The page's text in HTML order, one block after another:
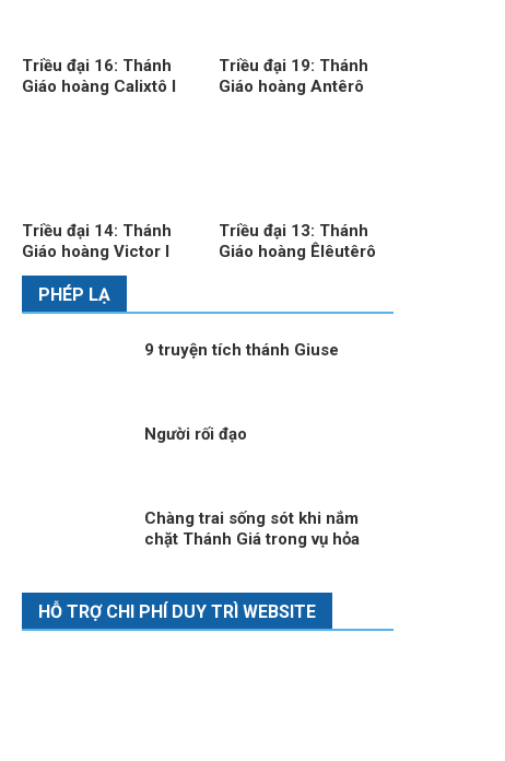
Triều đại 16: Thánh
Giáo hoàng Calixtô I
Triều đại 19: Thánh
Giáo hoàng Antêrô
Triều đại 14: Thánh
Giáo hoàng Victor I
Triều đại 13: Thánh
Giáo hoàng Êlêutêrô
PHÉP LẠ
9 truyện tích thánh Giuse
Người rối đạo
Chàng trai sống sót khi nắm
chặt Thánh Giá trong vụ hỏa
HỖ TRỢ CHI PHÍ DUY TRÌ WEBSITE